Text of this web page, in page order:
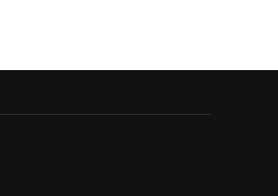
θέσεις στο πρόγραμμα